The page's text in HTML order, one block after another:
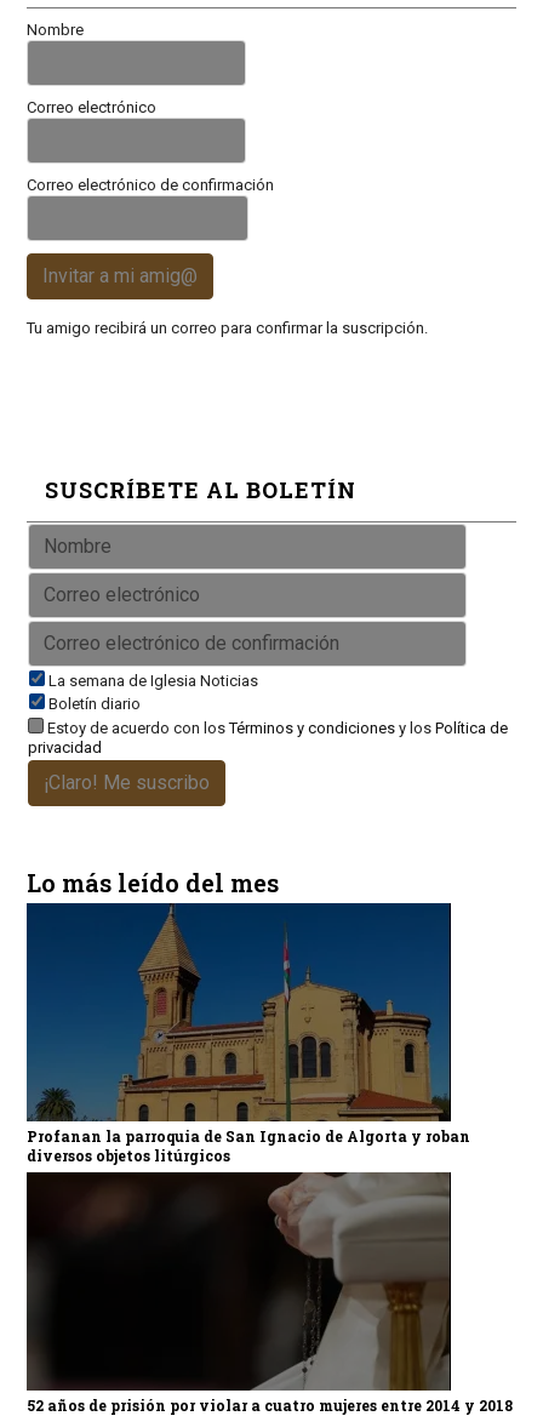
Nombre
Correo electrónico
Correo electrónico de confirmación
Invitar a mi amig@
Tu amigo recibirá un correo para confirmar la suscripción.
SUSCRÍBETE AL BOLETÍN
La semana de Iglesia Noticias
Boletín diario
Estoy de acuerdo con losTérminos y condicionesy los Política de
privacidad
¡Claro! Me suscribo
Lo más leído del mes
Profanan la parroquia de San Ignacio de Algorta y roban
diversos objetos litúrgicos
52 años de prisión por violar a cuatro mujeres entre 2014 y 2018